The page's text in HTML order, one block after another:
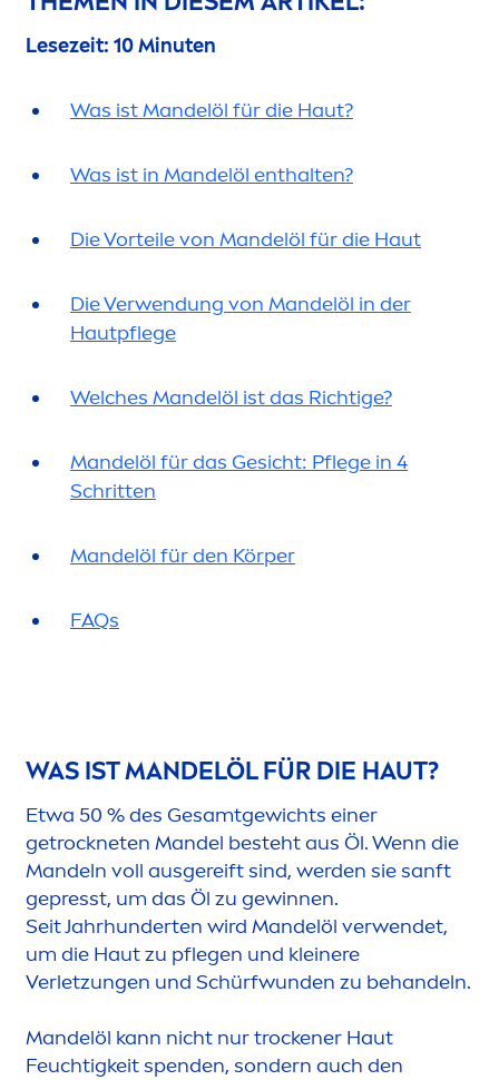
Lesezeit: 10 Minuten
Was ist Mandelöl für die Haut?
Was ist in Mandelöl enthalten?
Die Vorteile von Mandelöl für die Haut
Die Verwendung von Mandelöl in der
Hautpflege
Welches Mandelöl ist das Richtige?
Mandelöl für das Gesicht: Pflege in 4
Schritten
Mandelöl für den Körper
FAQs
WAS IST MANDELÖL FÜR DIE HAUT?
Etwa 50 % des Gesamtgewichts einer
getrockneten Mandel besteht aus Öl. Wenn die
Mandeln voll ausgereift sind, werden sie sanft
gepresst, um das Öl zu gewinnen.
Seit Jahrhunderten wird Mandelöl verwendet,
um die Haut zu pflegen und kleinere
Verletzungen und Schürfwunden zu behandeln.
Mandelöl kann nicht nur trockener Haut
Feuchtigkeit spenden, sondern auch den